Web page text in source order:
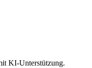
KI-Unterstützung.